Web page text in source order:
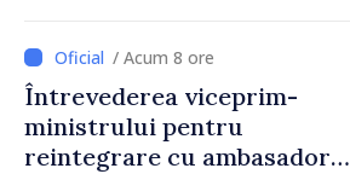
viceprim-ministrului cu
reprezentanta rezidentă a
PNUD în Republica Moldova,
Daniela Gasparikova
/ Acum 8 ore
Întrevederea viceprim-
ministrului pentru
reintegrare cu ambasadorul